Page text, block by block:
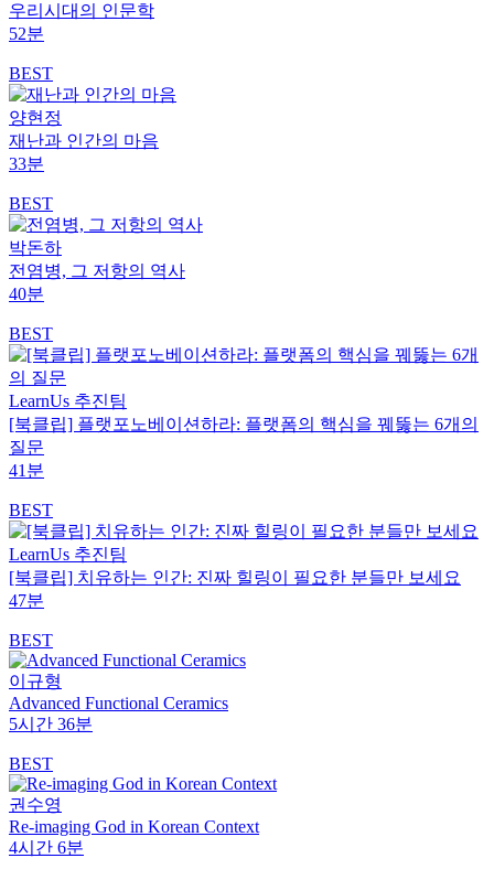
우리시대의 인문학
52분
BEST
양현정
재난과 인간의 마음
33분
BEST
박돈하
전염병, 그 저항의 역사
40분
BEST
LearnUs 추진팀
[북클립] 플랫포노베이션하라: 플랫폼의 핵심을 꿰뚫는 6개의
질문
41분
BEST
LearnUs 추진팀
[북클립] 치유하는 인간: 진짜 힐링이 필요한 분들만 보세요
47분
BEST
이규형
Advanced Functional Ceramics
5시간 36분
BEST
권수영
Re-imaging God in Korean Context
4시간 6분